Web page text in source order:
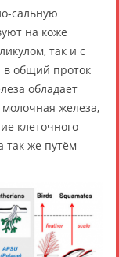
сальную
на коже
так и с
в общий проток
обладает
железа,
клеточного
так же путём